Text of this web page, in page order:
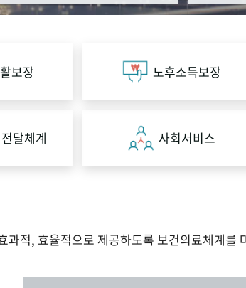
보장 노후소득보장
달체계 사회서비스
적, 효율적으로 제공하도록 보건의료체계를